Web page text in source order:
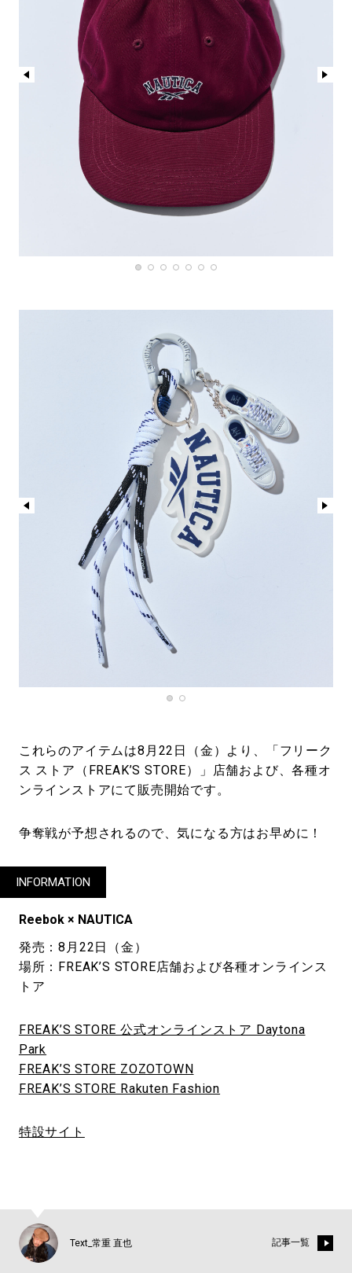
これらのアイテムは8月22日（金）より、「フリーク
ス ストア（FREAK’S STORE）」店舗および、各種オ
ンラインストアにて販売開始です。
争奪戦が予想されるので、気になる方はお早めに！
INFORMATION
Reebok × NAUTICA
発売：8月22日（金）
場所：FREAK’S STORE店舗および各種オンラインス
トア
FREAK’S STORE 公式オンラインストア Daytona
Park
FREAK’S STORE ZOZOTOWN
FREAK’S STORE Rakuten Fashion
特設サイト
Text_常重 直也 記事一覧